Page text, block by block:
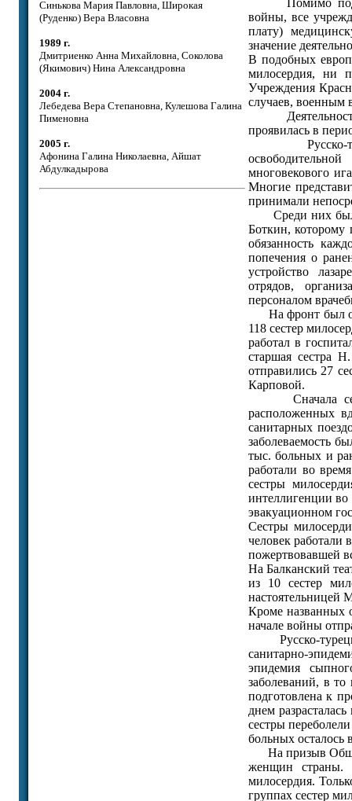
Синькова Мария Павловна, Широкая
(Руденко) Вера Власовна
1989 г.
Дмитриенко Анна Михайловна, Соколова
(Якимович) Нина Александровна
2004 г.
Лебедева Вера Степановна, Кулешова Галина
Пименовна
2005 г.
Афонина Галина Николаевна, Айшат
Абдулкадырова
Помимо
войны, все
плату)
значение
В подобных
милосердия, ни
Учреждения
случаев, военным
Деятельность
проявилась в
Русско-
многовекового
Многие
принимали
Среди них
Боткин, которому
обязанность
попечения о
устройство
отрядов,
персоналом
На фронт был
118 сестер
работал в
старшая сестра
отправились 27
Карповой.
Сначала
расположенных
санитарных
заболеваемость
тыс. больных и
работали во
сестры
интеллигенции
эвакуационном
Сестры
человек
пожертвовавшей
На Балканский
из 10 сестер
Кроме названных
начале войны
Русско-
санитарно-
эпидемия
заболеваний, в
подготовлена к
днем
сестры
больных осталось
На призыв
женщин страны.
милосердия.
группах сестер